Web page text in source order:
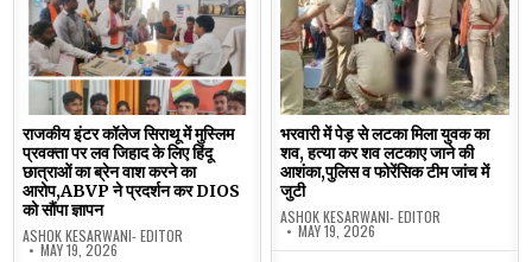
राजकीय इंटर कॉलेज सिराथू में मुस्लिम
प्रवक्ता पर लव जिहाद के लिए हिंदू
छात्राओं का ब्रेन वाश करने का
आरोप,ABVP ने प्रदर्शन कर DIOS
को सौंपा ज्ञापन
ASHOK KESARWANI- EDITOR
MAY 19, 2026
भरवारी में पेड़ से लटका मिला युवक का
शव, हत्या कर शव लटकाए जाने की
आशंका,पुलिस व फोरेंसिक टीम जांच में
जुटी
ASHOK KESARWANI- EDITOR
MAY 19, 2026